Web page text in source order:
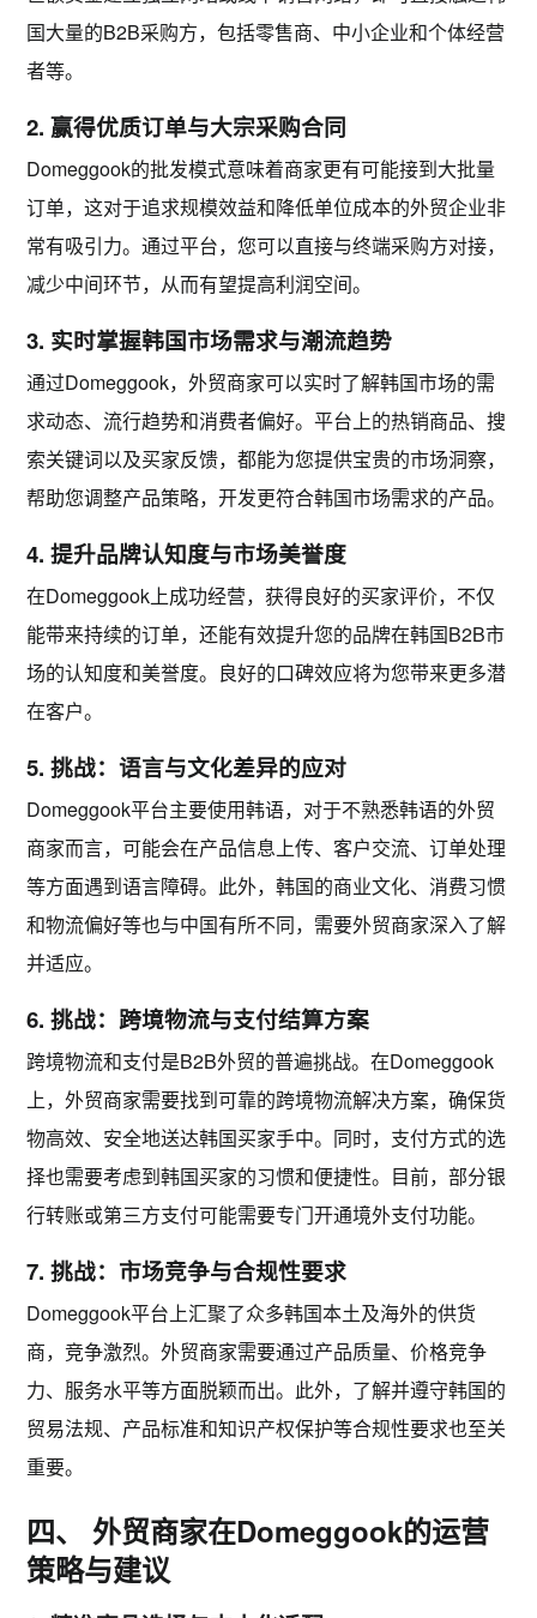
国大量的B2B采购方，包括零售商、中小企业和个体经营
者等。
2. 赢得优质订单与大宗采购合同
Domeggook的批发模式意味着商家更有可能接到大批量
订单，这对于追求规模效益和降低单位成本的外贸企业非
常有吸引力。通过平台，您可以直接与终端采购方对接，
减少中间环节，从而有望提高利润空间。
3. 实时掌握韩国市场需求与潮流趋势
通过Domeggook，外贸商家可以实时了解韩国市场的需
求动态、流行趋势和消费者偏好。平台上的热销商品、搜
索关键词以及买家反馈，都能为您提供宝贵的市场洞察，
帮助您调整产品策略，开发更符合韩国市场需求的产品。
4. 提升品牌认知度与市场美誉度
在Domeggook上成功经营，获得良好的买家评价，不仅
能带来持续的订单，还能有效提升您的品牌在韩国B2B市
场的认知度和美誉度。良好的口碑效应将为您带来更多潜
在客户。
5. 挑战：语言与文化差异的应对
Domeggook平台主要使用韩语，对于不熟悉韩语的外贸
商家而言，可能会在产品信息上传、客户交流、订单处理
等方面遇到语言障碍。此外，韩国的商业文化、消费习惯
和物流偏好等也与中国有所不同，需要外贸商家深入了解
并适应。
6. 挑战：跨境物流与支付结算方案
跨境物流和支付是B2B外贸的普遍挑战。在Domeggook
上，外贸商家需要找到可靠的跨境物流解决方案，确保货
物高效、安全地送达韩国买家手中。同时，支付方式的选
择也需要考虑到韩国买家的习惯和便捷性。目前，部分银
行转账或第三方支付可能需要专门开通境外支付功能。
7. 挑战：市场竞争与合规性要求
Domeggook平台上汇聚了众多韩国本土及海外的供货
商，竞争激烈。外贸商家需要通过产品质量、价格竞争
力、服务水平等方面脱颖而出。此外，了解并遵守韩国的
贸易法规、产品标准和知识产权保护等合规性要求也至关
重要。
四、 外贸商家在Domeggook的运营
策略与建议